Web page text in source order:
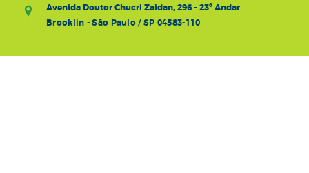
Avenida Doutor Chucri Zaidan, 296 – 23º Andar
Brooklin - São Paulo / SP 04583-110